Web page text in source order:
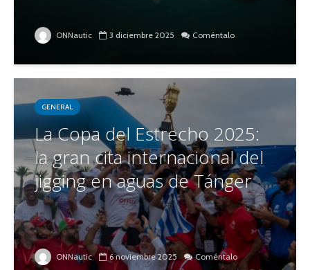
ONNautic 3 diciembre 2025 Coméntalo
GENERAL
La Copa del Estrecho 2025:
la gran cita internacional del
jigging en aguas de Tánger
ONNautic 6 noviembre 2025 Coméntalo